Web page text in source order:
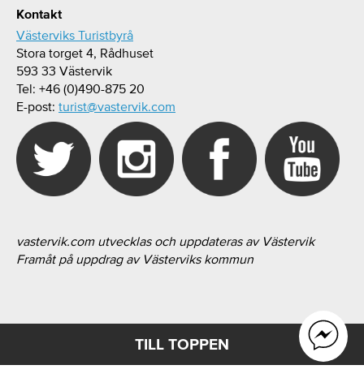
Kontakt
Västerviks Turistbyrå
Stora torget 4, Rådhuset
593 33 Västervik
Tel: +46 (0)490-875 20
E-post: turist@vastervik.com
vastervik.com utvecklas och uppdateras av Västervik
Framåt på uppdrag av Västerviks kommun
TILL TOPPEN